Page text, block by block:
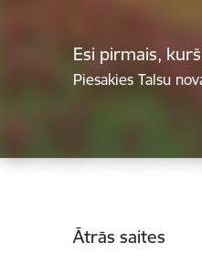
Esi pirmais,
Piesakies Talsu
Ātrās saites